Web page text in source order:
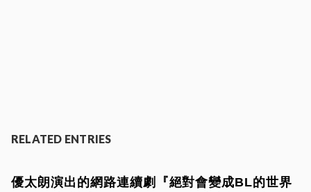
RELATED ENTRIES
優太朗演出的網路連續劇『絕對會變成BL的世界